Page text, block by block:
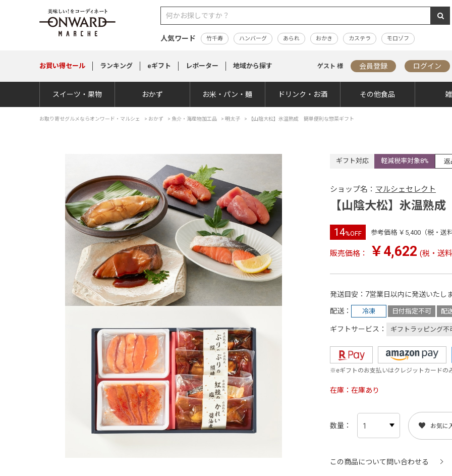
人気ワード 竹千寿 ハンバーグ あられ おかき カステラ モロゾフ
お買い得セール ランキング eギフト レポーター 地域から探す ゲスト 様 会員登録 ログイン
スイーツ・果物 おかず お米・パン・麺 ドリンク・お酒 その他食品
お取り寄せグルメならオンワード・マルシェ > おかず > 魚介・海産物加工品 > 明太子 > 【山陰大松】氷温熟成 簡単便利な惣菜ギフト
ギフト対応 軽減税率対象8% 返
ショップ名： マルシェセレクト
【山陰大松】氷温熟
14%OFF 参考価格 ￥5,400（税・送
販売価格： ￥4,622 (税・送
発送目安 7営業日以内に発送いたし
配送 冷凍 日付指定不可 配
ギフトサービス ギフトラッピング不
※eギフトのお支払いはクレジットカードの
在庫 在庫あり
数量 お気に
この商品について問い合わせる